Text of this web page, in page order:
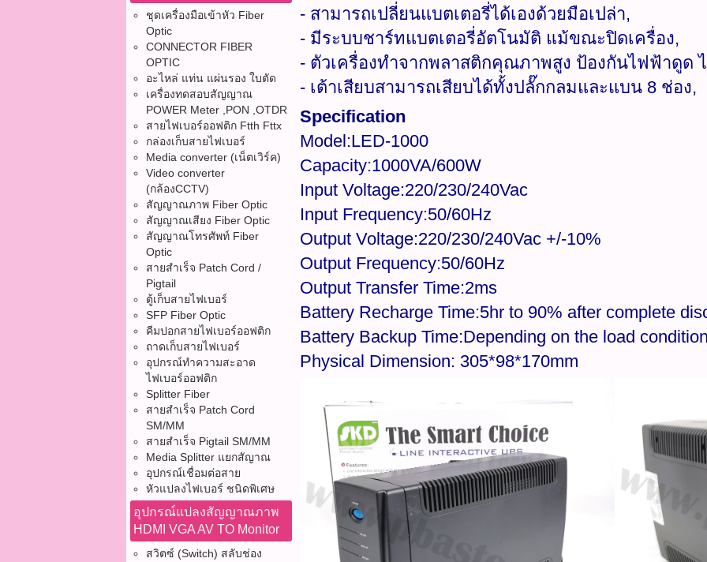
ชุดเครื่องมือเข้าหัว Fiber
Optic
CONNECTOR FIBER
OPTIC
อะไหล่ แท่น แผ่นรอง ใบตัด
เครื่องทดสอบสัญญาณ
POWER Meter ,PON ,OTDR
สายไฟเบอร์ออฟติก Ftth Fttx
กล่องเก็บสายไฟเบอร์
Media converter (เน็ตเวิร์ค)
Video converter
(กล้องCCTV)
สัญญาณภาพ Fiber Optic
สัญญาณเสียง Fiber Optic
สัญญาณโทรศัพท์ Fiber
Optic
สายสำเร็จ Patch Cord /
Pigtail
ตู้เก็บสายไฟเบอร์
SFP Fiber Optic
คีมปอกสายไฟเบอร์ออฟติก
ถาดเก็บสายไฟเบอร์
อุปกรณ์ทำความสะอาด
ไฟเบอร์ออฟติก
Splitter Fiber
สายสำเร็จ Patch Cord
SM/MM
สายสำเร็จ Pigtail SM/MM
Media Splitter แยกสัญาณ
อุปกรณ์เชื่อมต่อสาย
หัวแปลงไฟเบอร์ ชนิดพิเศษ
อุปกรณ์แปลงสัญญาณภาพ
HDMI VGA AV TO Monitor
สวิตซ์ (Switch) สลับช่อง
- สามารถเปลี่ยนแบตเตอรี่ได้เองด้วยมือเปล่า,
- มีระบบชาร์ทแบตเตอรี่อัตโนมัติ แม้ขณะปิดเครื่อง,
- ตัวเครื่องทำจากพลาสติกคุณภาพสูง ป้องกันไฟฟ้าดูด
- เต้าเสียบสามารถเสียบได้ทั้งปลั๊กกลมและแบน 8 ช่อง,
Specification
Model:LED-1000
Capacity:1000VA/600W
Input Voltage:220/230/240Vac
Input Frequency:50/60Hz
Output Voltage:220/230/240Vac +/-10%
Output Frequency:50/60Hz
Output Transfer Time:2ms
Battery Recharge Time:5hr to 90% after complete
Battery Backup Time:Depending on the load
Physical Dimension: 305*98*170mm